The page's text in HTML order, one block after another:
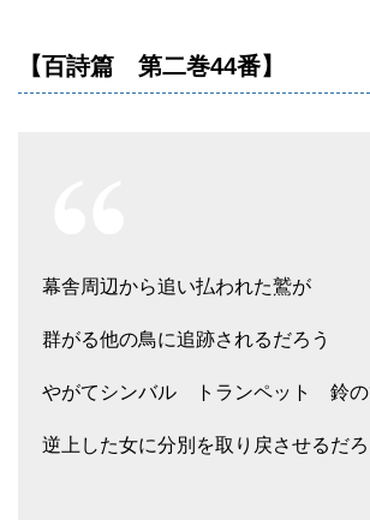
【百詩篇 第二巻44番】
幕舎周辺から追い払われた鷲が
群がる他の鳥に追跡されるだろう
やがてシンバル トランペット 鈴の
逆上した女に分別を取り戻させるだろ